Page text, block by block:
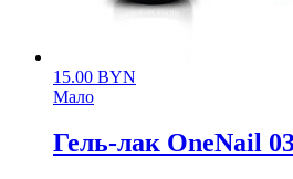
15.00 BYN
Мало
Гель-лак OneNail